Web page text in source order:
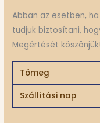
Abban az esetben,
tudjuk biztosítani,
Megértését köszönjük!
Tömeg
Szállítási nap